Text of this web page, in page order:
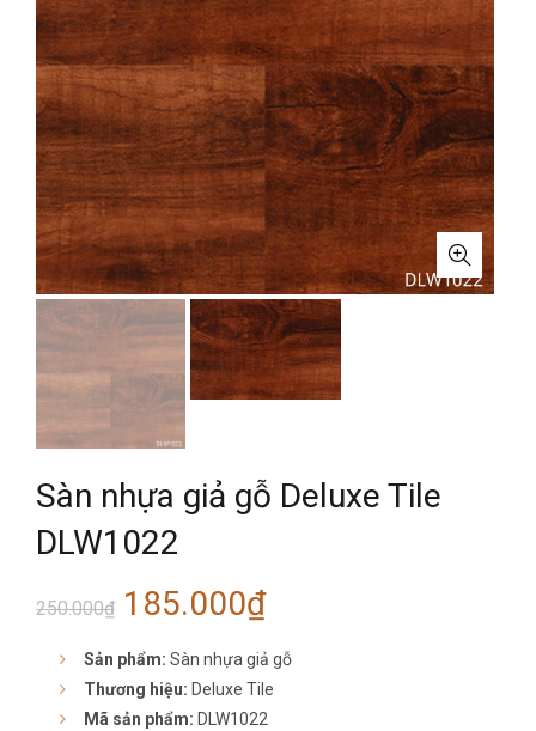
Sàn nhựa giả gỗ Deluxe Tile
DLW1022
250.000₫ Giá
gốc
là:
185.000₫Giá
hiện
tại
Sản phẩm: Sàn nhựa giả gỗ
Thương hiệu: Deluxe Tile
Mã sản phẩm: DLW1022